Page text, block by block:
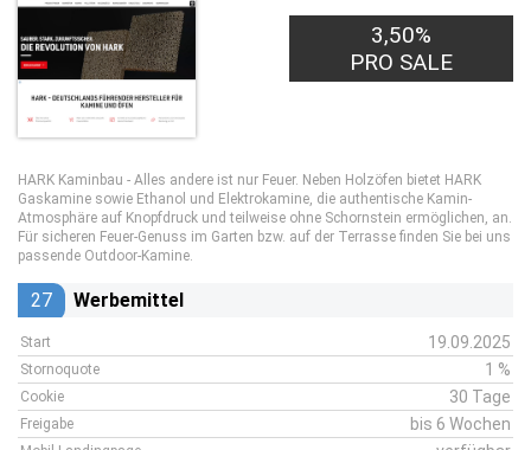
3,50%
PRO SALE
HARK Kaminbau - Alles andere ist nur Feuer. Neben Holzöfen bietet HARK
Gaskamine sowie Ethanol und Elektrokamine, die authentische Kamin-
Atmosphäre auf Knopfdruck und teilweise ohne Schornstein ermöglichen, an.
Für sicheren Feuer-Genuss im Garten bzw. auf der Terrasse finden Sie bei uns
passende Outdoor-Kamine.
27 Werbemittel
Start 19.09.2025
Stornoquote 1 %
Cookie 30 Tage
Freigabe bis 6 Wochen